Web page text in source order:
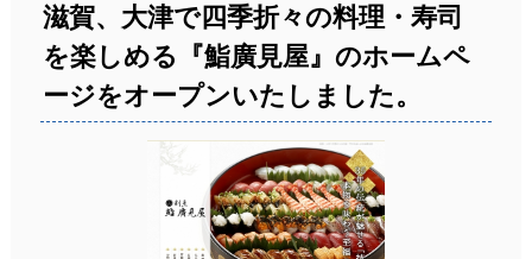
滋賀、大津で四季折々の料理・寿司
を楽しめる『鮨廣見屋』のホームペ
ージをオープンいたしました。